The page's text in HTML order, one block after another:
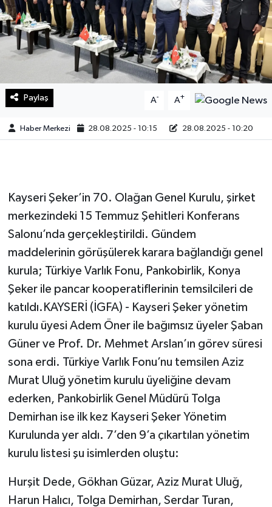
Paylaş A- A+
Haber Merkezi 28.08.2025 - 10:15 28.08.2025 - 10:20
Kayseri Şeker’in 70. Olağan Genel Kurulu, şirket
merkezindeki 15 Temmuz Şehitleri Konferans
Salonu’nda gerçekleştirildi. Gündem
maddelerinin görüşülerek karara bağlandığı genel
kurula; Türkiye Varlık Fonu, Pankobirlik, Konya
Şeker ile pancar kooperatiflerinin temsilcileri de
katıldı.KAYSERİ (İGFA) - Kayseri Şeker yönetim
kurulu üyesi Adem Öner ile bağımsız üyeler Şaban
Güner ve Prof. Dr. Mehmet Arslan’ın görev süresi
sona erdi. Türkiye Varlık Fonu’nu temsilen Aziz
Murat Uluğ yönetim kurulu üyeliğine devam
ederken, Pankobirlik Genel Müdürü Tolga
Demirhan ise ilk kez Kayseri Şeker Yönetim
Kurulunda yer aldı. 7’den 9’a çıkartılan yönetim
kurulu listesi şu isimlerden oluştu:
Hurşit Dede, Gökhan Güzar, Aziz Murat Uluğ,
Harun Halıcı, Tolga Demirhan, Serdar Turan,
Teknoloji